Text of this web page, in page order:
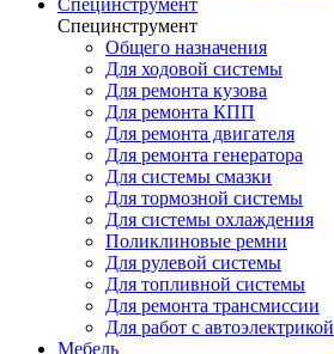
Специнструмент
Специнструмент
Общего назначения
Для ходовой системы
Для ремонта кузова
Для ремонта КПП
Для ремонта двигателя
Для ремонта генератора
Для системы смазки
Для тормозной системы
Для системы охлаждения
Поликлиновые ремни
Для рулевой системы
Для топливной системы
Для ремонта трансмиссии
Для работ с автоэлектрикой
Мебель